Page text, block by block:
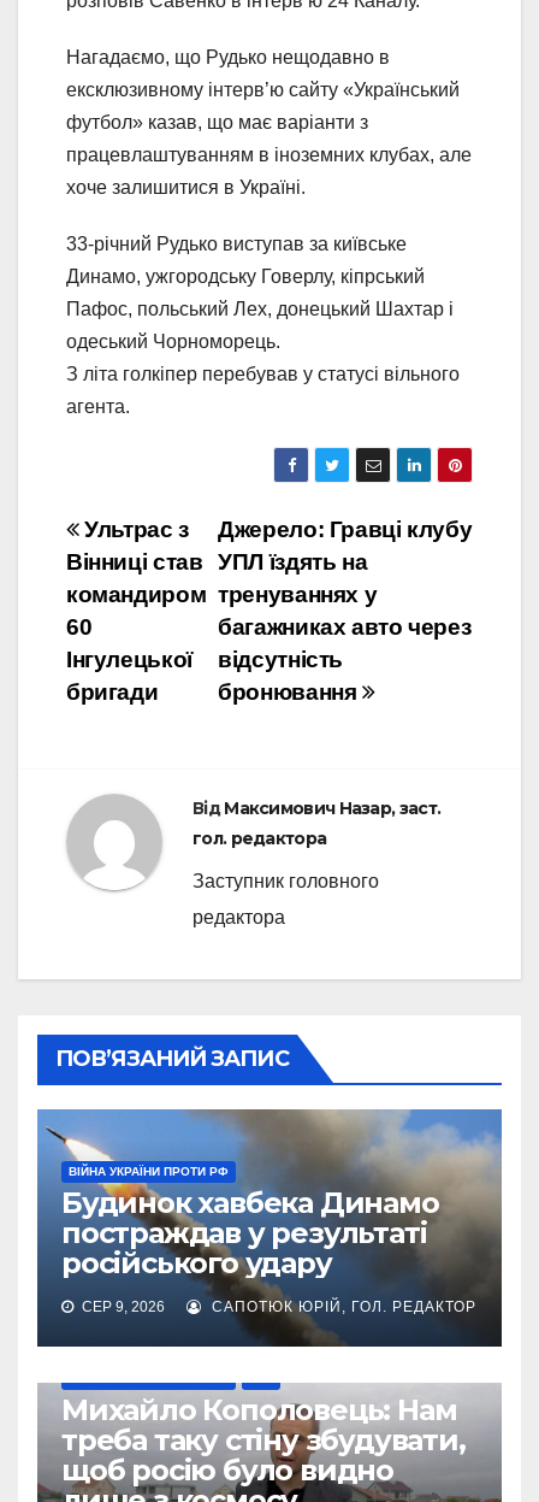
Нагадаємо, що Рудько нещодавно в
ексклюзивному інтерв’ю сайту «Український
футбол» казав, що має варіанти з
працевлаштуванням в іноземних клубах, але
хоче залишитися в Україні.
33-річний Рудько виступав за київське
Динамо, ужгородську Говерлу, кіпрський
Пафос, польський Лех, донецький Шахтар і
одеський Чорноморець.
З літа голкіпер перебував у статусі вільного
агента.
Навігація
записів
Джерело: Гравці клубу
УПЛ їздять на
тренуваннях у
багажниках авто через
відсутність
бронювання
Ультрас з
Вінниці став
командиром
60
Інгулецької
бригади
ВідМаксимович Назар, заст.
гол. редактора
Заступник головного
редактора
ПОВ’ЯЗАНИЙ ЗАПИС
ВІЙНА УКРАЇНИ ПРОТИ РФ
Будинок хавбека Динамо
постраждав у результаті
російського удару
СЕР 9, 2026 САПОТЮК ЮРІЙ, ГОЛ. РЕДАКТОР
Михайло Кополовець: Нам
треба таку стіну збудувати,
щоб росію було видно